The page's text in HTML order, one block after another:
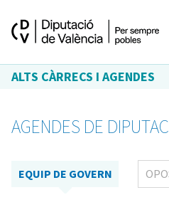
ALTS CÀRRECS I AGENDES
AGENDES DE
EQUIP DE GOVERN